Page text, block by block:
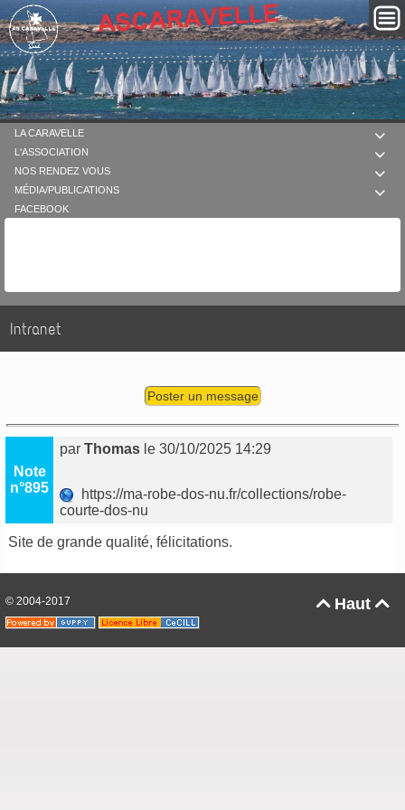

LA CARAVELLE

L'ASSOCIATION

NOS RENDEZ VOUS

MÉDIA/PUBLICATIONS
FACEBOOK
Intranet
Poster un message
Note
n°895
parThomas le 30/10/2025 14:29
https://ma-robe-dos-nu.fr/collections/robe-
courte-dos-nu
Site de grande qualité, félicitations.
Haut 
© 2004-2017